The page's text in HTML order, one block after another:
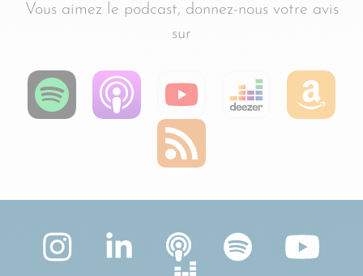
Vous aimez le podcast, donnez-nous votre avis
sur